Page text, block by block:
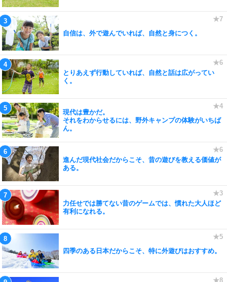
自信は、外で遊んでいれば、自然と身につく。
とりあえず行動していれば、自然と話は広がってい
く。
現代は豊かだ。
それをわからせるには、野外キャンプの体験がいちば
ん。
進んだ現代社会だからこそ、昔の遊びを教える価値が
ある。
力任せでは勝てない昔のゲームでは、慣れた大人ほど
有利になれる。
四季のある日本だからこそ、特に外遊びはおすすめ。